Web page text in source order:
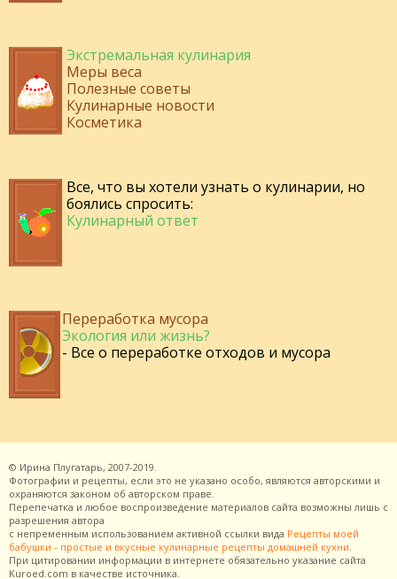
Экстремальная кулинария
Меры веса
Полезные советы
Кулинарные новости
Косметика
Все, что вы хотели узнать о кулинарии, но
боялись спросить:
Кулинарный ответ
Переработка мусора
Экология или жизнь?
- Все о переработке отходов и мусора
© Ирина Плугатарь, 2007-2019.
Фотографии и рецепты, если это не указано особо, являются авторскими и
охраняются законом об авторском праве.
Перепечатка и любое воспроизведение материалов сайта возможны лишь с
разрешения автора
с непременным использованием активной ссылки вида Рецепты моей
бабушки - простые и вкусные кулинарные рецепты домашней кухни.
При цитировании информации в интернете обязательно указание сайта
Kuroed.com в качестве источника.